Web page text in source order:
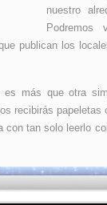
nuestro
publican los
es más que otra
recibirás
tan solo leerlo